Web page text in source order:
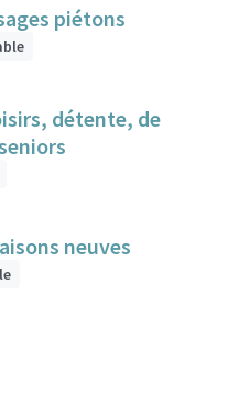
piétons
détente, de
seniors
neuves